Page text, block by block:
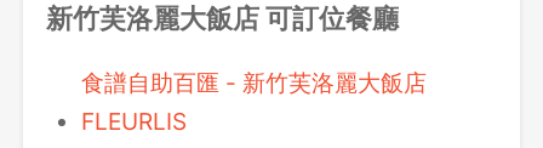
新竹芙洛麗大飯店 可訂位餐廳
食譜自助百匯 - 新竹芙洛麗大飯店
FLEURLIS